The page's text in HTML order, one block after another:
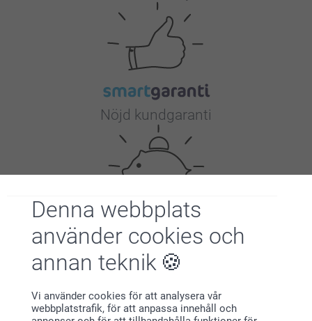
Denna webbplats
använder cookies och
annan teknik
Vi använder cookies för att analysera vår
webbplatstrafik, för att anpassa innehåll och
Nöjd kundgaranti
Bonus på alla dina köp